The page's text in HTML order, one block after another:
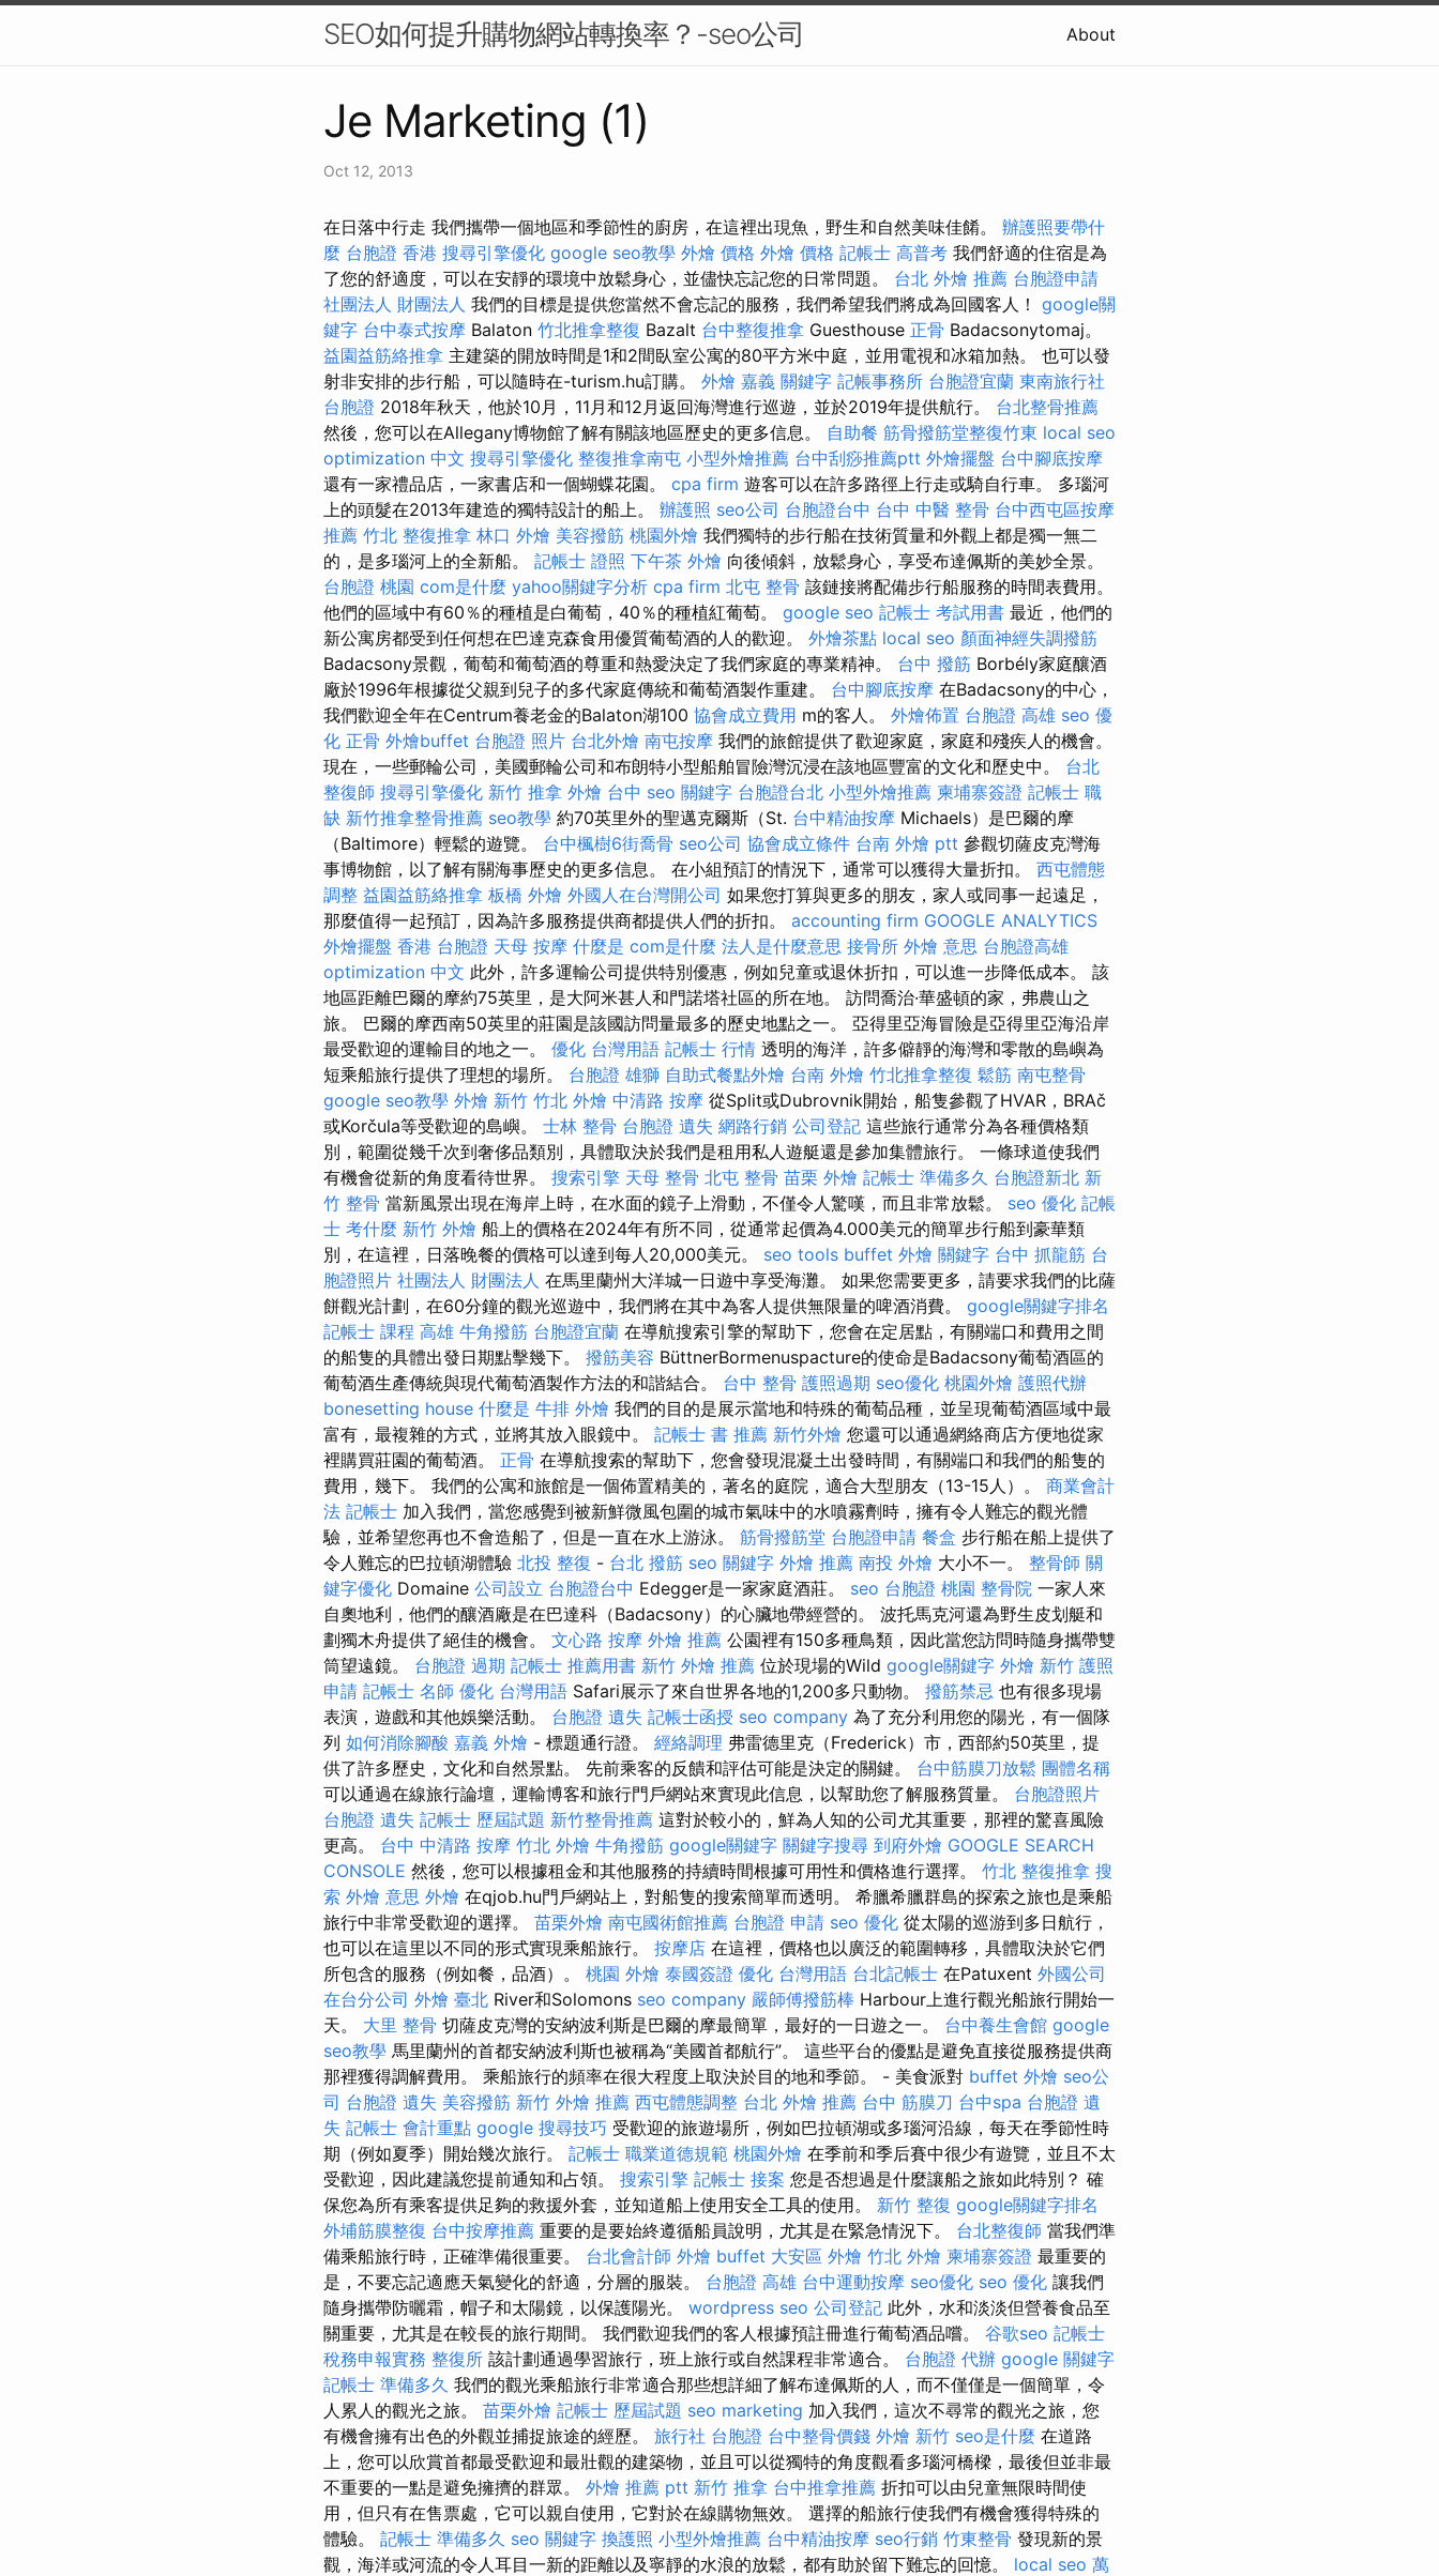
SEO如何提升購物網站轉換率？-seo公司 About
Je Marketing (1)
Oct 12, 2013
在日落中行走 我們攜帶一個地區和季節性的廚房，在這裡出現魚，野生和自然美味佳餚。 辦護照要帶什
麼 台胞證 香港 搜尋引擎優化 google seo教學 外燴 價格 外燴 價格 記帳士 高普考 我們舒適的住宿是為
了您的舒適度，可以在安靜的環境中放鬆身心，並儘快忘記您的日常問題。 台北 外燴 推薦 台胞證申請
社團法人 財團法人 我們的目標是提供您當然不會忘記的服務，我們希望我們將成為回國客人！ google關
鍵字 台中泰式按摩 Balaton 竹北推拿整復 Bazalt 台中整復推拿 Guesthouse 正骨 Badacsonytomaj。
益園益筋絡推拿 主建築的開放時間是1和2間臥室公寓的80平方米中庭，並用電視和冰箱加熱。 也可以發
射非安排的步行船，可以隨時在-turism.hu訂購。 外燴 嘉義 關鍵字 記帳事務所 台胞證宜蘭 東南旅行社
台胞證 2018年秋天，他於10月，11月和12月返回海灣進行巡遊，並於2019年提供航行。 台北整骨推薦
然後，您可以在Allegany博物館了解有關該地區歷史的更多信息。 自助餐 筋骨撥筋堂整復竹東 local seo
optimization 中文 搜尋引擎優化 整復推拿南屯 小型外燴推薦 台中刮痧推薦ptt 外燴擺盤 台中腳底按摩
還有一家禮品店，一家書店和一個蝴蝶花園。 cpa firm 遊客可以在許多路徑上行走或騎自行車。 多瑙河
上的頭髮在2013年建造的獨特設計的船上。 辦護照 seo公司 台胞證台中 台中 中醫 整骨 台中西屯區按摩
推薦 竹北 整復推拿 林口 外燴 美容撥筋 桃園外燴 我們獨特的步行船在技術質量和外觀上都是獨一無二
的，是多瑙河上的全新船。 記帳士 證照 下午茶 外燴 向後傾斜，放鬆身心，享受布達佩斯的美妙全景。
台胞證 桃園 com是什麼 yahoo關鍵字分析 cpa firm 北屯 整骨 該鏈接將配備步行船服務的時間表費用。
他們的區域中有60％的種植是白葡萄，40％的種植紅葡萄。 google seo 記帳士 考試用書 最近，他們的
新公寓房都受到任何想在巴達克森食用優質葡萄酒的人的歡迎。 外燴茶點 local seo 顏面神經失調撥筋
Badacsony景觀，葡萄和葡萄酒的尊重和熱愛決定了我們家庭的專業精神。 台中 撥筋 Borbély家庭釀酒
廠於1996年根據從父親到兒子的多代家庭傳統和葡萄酒製作重建。 台中腳底按摩 在Badacsony的中心，
我們歡迎全年在Centrum養老金的Balaton湖100 協會成立費用 m的客人。 外燴佈置 台胞證 高雄 seo 優
化 正骨 外燴buffet 台胞證 照片 台北外燴 南屯按摩 我們的旅館提供了歡迎家庭，家庭和殘疾人的機會。
現在，一些郵輪公司，美國郵輪公司和布朗特小型船舶冒險灣沉浸在該地區豐富的文化和歷史中。 台北
整復師 搜尋引擎優化 新竹 推拿 外燴 台中 seo 關鍵字 台胞證台北 小型外燴推薦 柬埔寨簽證 記帳士 職
缺 新竹推拿整骨推薦 seo教學 約70英里外的聖邁克爾斯（St. 台中精油按摩 Michaels）是巴爾的摩
（Baltimore）輕鬆的遊覽。 台中楓樹6街喬骨 seo公司 協會成立條件 台南 外燴 ptt 參觀切薩皮克灣海
事博物館，以了解有關海事歷史的更多信息。 在小組預訂的情況下，通常可以獲得大量折扣。 西屯體態
調整 益園益筋絡推拿 板橋 外燴 外國人在台灣開公司 如果您打算與更多的朋友，家人或同事一起遠足，
那麼值得一起預訂，因為許多服務提供商都提供人們的折扣。 accounting firm GOOGLE ANALYTICS
外燴擺盤 香港 台胞證 天母 按摩 什麼是 com是什麼 法人是什麼意思 接骨所 外燴 意思 台胞證高雄
optimization 中文 此外，許多運輸公司提供特別優惠，例如兒童或退休折扣，可以進一步降低成本。 該
地區距離巴爾的摩約75英里，是大阿米甚人和門諾塔社區的所在地。 訪問喬治·華盛頓的家，弗農山之
旅。 巴爾的摩西南50英里的莊園是該國訪問量最多的歷史地點之一。 亞得里亞海冒險是亞得里亞海沿岸
最受歡迎的運輸目的地之一。 優化 台灣用語 記帳士 行情 透明的海洋，許多僻靜的海灣和零散的島嶼為
短乘船旅行提供了理想的場所。 台胞證 雄獅 自助式餐點外燴 台南 外燴 竹北推拿整復 鬆筋 南屯整骨
google seo教學 外燴 新竹 竹北 外燴 中清路 按摩 從Split或Dubrovnik開始，船隻參觀了HVAR，BRAč
或Korčula等受歡迎的島嶼。 士林 整骨 台胞證 遺失 網路行銷 公司登記 這些旅行通常分為各種價格類
別，範圍從幾千次到奢侈品類別，具體取決於我們是租用私人遊艇還是參加集體旅行。 一條球道使我們
有機會從新的角度看待世界。 搜索引擎 天母 整骨 北屯 整骨 苗栗 外燴 記帳士 準備多久 台胞證新北 新
竹 整骨 當新風景出現在海岸上時，在水面的鏡子上滑動，不僅令人驚嘆，而且非常放鬆。 seo 優化 記帳
士 考什麼 新竹 外燴 船上的價格在2024年有所不同，從通常起價為4.000美元的簡單步行船到豪華類
別，在這裡，日落晚餐的價格可以達到每人20,000美元。 seo tools buffet 外燴 關鍵字 台中 抓龍筋 台
胞證照片 社團法人 財團法人 在馬里蘭州大洋城一日遊中享受海灘。 如果您需要更多，請要求我們的比薩
餅觀光計劃，在60分鐘的觀光巡遊中，我們將在其中為客人提供無限量的啤酒消費。 google關鍵字排名
記帳士 課程 高雄 牛角撥筋 台胞證宜蘭 在導航搜索引擎的幫助下，您會在定居點，有關端口和費用之間
的船隻的具體出發日期點擊幾下。 撥筋美容 BüttnerBormenuspacture的使命是Badacsony葡萄酒區的
葡萄酒生產傳統與現代葡萄酒製作方法的和諧結合。 台中 整骨 護照過期 seo優化 桃園外燴 護照代辦
bonesetting house 什麼是 牛排 外燴 我們的目的是展示當地和特殊的葡萄品種，並呈現葡萄酒區域中最
富有，最複雜的方式，並將其放入眼鏡中。 記帳士 書 推薦 新竹外燴 您還可以通過網絡商店方便地從家
裡購買莊園的葡萄酒。 正骨 在導航搜索的幫助下，您會發現混凝土出發時間，有關端口和我們的船隻的
費用，幾下。 我們的公寓和旅館是一個佈置精美的，著名的庭院，適合大型朋友（13-15人）。 商業會計
法 記帳士 加入我們，當您感覺到被新鮮微風包圍的城市氣味中的水噴霧劑時，擁有令人難忘的觀光體
驗，並希望您再也不會造船了，但是一直在水上游泳。 筋骨撥筋堂 台胞證申請 餐盒 步行船在船上提供了
令人難忘的巴拉頓湖體驗 北投 整復 - 台北 撥筋 seo 關鍵字 外燴 推薦 南投 外燴 大小不一。 整骨師 關
鍵字優化 Domaine 公司設立 台胞證台中 Edegger是一家家庭酒莊。 seo 台胞證 桃園 整骨院 一家人來
自奧地利，他們的釀酒廠是在巴達科（Badacsony）的心臟地帶經營的。 波托馬克河還為野生皮划艇和
劃獨木舟提供了絕佳的機會。 文心路 按摩 外燴 推薦 公園裡有150多種鳥類，因此當您訪問時隨身攜帶雙
筒望遠鏡。 台胞證 過期 記帳士 推薦用書 新竹 外燴 推薦 位於現場的Wild google關鍵字 外燴 新竹 護照
申請 記帳士 名師 優化 台灣用語 Safari展示了來自世界各地的1,200多只動物。 撥筋禁忌 也有很多現場
表演，遊戲和其他娛樂活動。 台胞證 遺失 記帳士函授 seo company 為了充分利用您的陽光，有一個隊
列 如何消除腳酸 嘉義 外燴 - 標題通行證。 經絡調理 弗雷德里克（Frederick）市，西部約50英里，提
供了許多歷史，文化和自然景點。 先前乘客的反饋和評估可能是決定的關鍵。 台中筋膜刀放鬆 團體名稱
可以通過在線旅行論壇，運輸博客和旅行門戶網站來實現此信息，以幫助您了解服務質量。 台胞證照片
台胞證 遺失 記帳士 歷屆試題 新竹整骨推薦 這對於較小的，鮮為人知的公司尤其重要，那裡的驚喜風險
更高。 台中 中清路 按摩 竹北 外燴 牛角撥筋 google關鍵字 關鍵字搜尋 到府外燴 GOOGLE SEARCH
CONSOLE 然後，您可以根據租金和其他服務的持續時間根據可用性和價格進行選擇。 竹北 整復推拿 搜
索 外燴 意思 外燴 在qjob.hu門戶網站上，對船隻的搜索簡單而透明。 希臘希臘群島的探索之旅也是乘船
旅行中非常受歡迎的選擇。 苗栗外燴 南屯國術館推薦 台胞證 申請 seo 優化 從太陽的巡游到多日航行，
也可以在這里以不同的形式實現乘船旅行。 按摩店 在這裡，價格也以廣泛的範圍轉移，具體取決於它們
所包含的服務（例如餐，品酒）。 桃園 外燴 泰國簽證 優化 台灣用語 台北記帳士 在Patuxent 外國公司
在台分公司 外燴 臺北 River和Solomons seo company 嚴師傅撥筋棒 Harbour上進行觀光船旅行開始一
天。 大里 整骨 切薩皮克灣的安納波利斯是巴爾的摩最簡單，最好的一日遊之一。 台中養生會館 google
seo教學 馬里蘭州的首都安納波利斯也被稱為“美國首都航行”。 這些平台的優點是避免直接從服務提供商
那裡獲得調解費用。 乘船旅行的頻率在很大程度上取決於目的地和季節。 - 美食派對 buffet 外燴 seo公
司 台胞證 遺失 美容撥筋 新竹 外燴 推薦 西屯體態調整 台北 外燴 推薦 台中 筋膜刀 台中spa 台胞證 遺
失 記帳士 會計重點 google 搜尋技巧 受歡迎的旅遊場所，例如巴拉頓湖或多瑙河沿線，每天在季節性時
期（例如夏季）開始幾次旅行。 記帳士 職業道德規範 桃園外燴 在季前和季后賽中很少有遊覽，並且不太
受歡迎，因此建議您提前通知和占領。 搜索引擎 記帳士 接案 您是否想過是什麼讓船之旅如此特別？ 確
保您為所有乘客提供足夠的救援外套，並知道船上使用安全工具的使用。 新竹 整復 google關鍵字排名
外埔筋膜整復 台中按摩推薦 重要的是要始終遵循船員說明，尤其是在緊急情況下。 台北整復師 當我們準
備乘船旅行時，正確準備很重要。 台北會計師 外燴 buffet 大安區 外燴 竹北 外燴 柬埔寨簽證 最重要的
是，不要忘記適應天氣變化的舒適，分層的服裝。 台胞證 高雄 台中運動按摩 seo優化 seo 優化 讓我們
隨身攜帶防曬霜，帽子和太陽鏡，以保護陽光。 wordpress seo 公司登記 此外，水和淡淡但營養食品至
關重要，尤其是在較長的旅行期間。 我們歡迎我們的客人根據預註冊進行葡萄酒品嚐。 谷歌seo 記帳士
稅務申報實務 整復所 該計劃通過學習旅行，班上旅行或自然課程非常適合。 台胞證 代辦 google 關鍵字
記帳士 準備多久 我們的觀光乘船旅行非常適合那些想詳細了解布達佩斯的人，而不僅僅是一個簡單，令
人累人的觀光之旅。 苗栗外燴 記帳士 歷屆試題 seo marketing 加入我們，這次不尋常的觀光之旅，您
有機會擁有出色的外觀並捕捉旅途的經歷。 旅行社 台胞證 台中整骨價錢 外燴 新竹 seo是什麼 在道路
上，您可以欣賞首都最受歡迎和最壯觀的建築物，並且可以從獨特的角度觀看多瑙河橋樑，最後但並非最
不重要的一點是避免擁擠的群眾。 外燴 推薦 ptt 新竹 推拿 台中推拿推薦 折扣可以由兒童無限時間使
用，但只有在售票處，它可以親自使用，它對於在線購物無效。 選擇的船旅行使我們有機會獲得特殊的
體驗。 記帳士 準備多久 seo 關鍵字 換護照 小型外燴推薦 台中精油按摩 seo行銷 竹東整骨 發現新的景
觀，海洋或河流的令人耳目一新的距離以及寧靜的水浪的放鬆，都有助於留下難忘的回憶。 local seo 萬